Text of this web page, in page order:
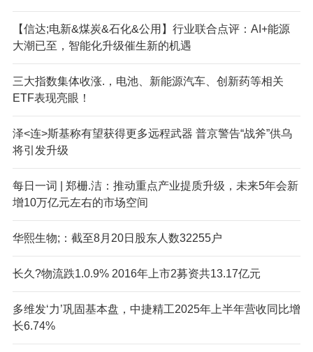
【信达;电新&煤炭&石化&公用】行业联合点评：AI+能源
大潮已至，智能化升级催生新的机遇
三大指数集体收涨.，电池、新能源汽车、创新药等相关
ETF表现亮眼！
泽<连>斯基称有望获得更多远程武器 普京警告“战斧”供乌
将引发升级
每日一词 | 郑栅.洁：推动重点产业提质升级，未来5年会新
增10万亿元左右的市场空间
华熙生物;：截至8月20日股东人数32255户
长久?物流跌1.0.9% 2016年上市2募资共13.17亿元
多维发‘力’巩固基本盘，中捷精工2025年上半年营收同比增
长6.74%